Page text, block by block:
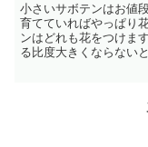
小さいサボテンはお値
育てていればやっぱり
ンはどれも花をつけま
る比度大きくならない